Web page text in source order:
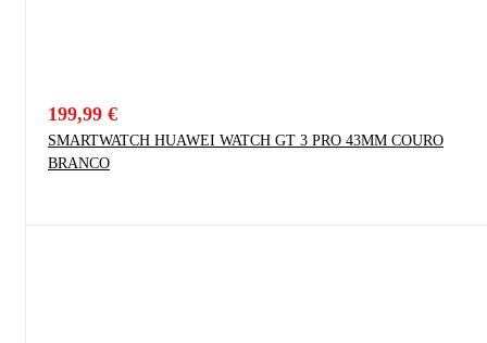
199,99 €
SMARTWATCH HUAWEI WATCH GT 3 PRO 43MM COURO
BRANCO